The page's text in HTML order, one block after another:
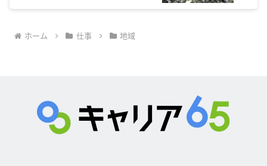
ホーム 仕事 地域